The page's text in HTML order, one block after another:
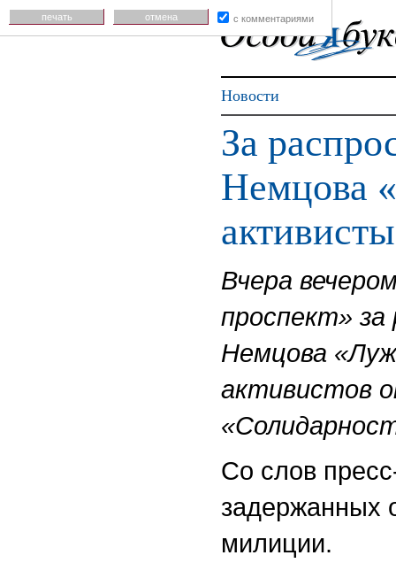
Новости
За
Немцова
Вчера
проспект»
Немцова
активистов
Со слов
задержанных
милиции.
печать отмена с комментариями